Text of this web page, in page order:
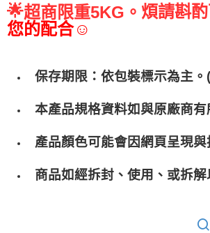
🌟超商限重5KG。 煩請斟
您的配合☺
保存期限：依包裝標示為主
本產品規格資料如與原廠商
產品顏色可能會因網頁呈現
商品如經拆封、使用、或拆